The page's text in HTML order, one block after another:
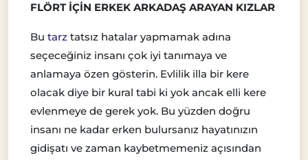
FLÖRT İÇİN ERKEK ARKADAŞ ARAYAN KIZLAR
Bu tarz tatsız hatalar yapmamak adına
seçeceğiniz insanı çok iyi tanımaya ve
anlamaya özen gösterin. Evlilik illa bir kere
olacak diye bir kural tabi ki yok ancak elli kere
evlenmeye de gerek yok. Bu yüzden doğru
insanı ne kadar erken bulursanız hayatınızın
gidişatı ve zaman kaybetmemeniz açısından